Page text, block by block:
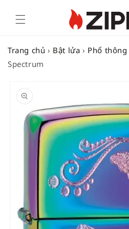
Trang chủ › Bật lửa › Phổ thông
Spectrum
PRODUCT
INFORMATION